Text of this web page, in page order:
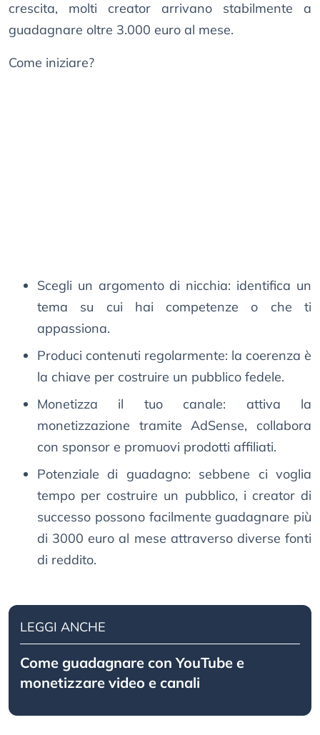
crescita, molti creator arrivano stabilmente a
guadagnare oltre 3.000 euro al mese.
Come iniziare?
Scegli un argomento di nicchia: identifica un
tema su cui hai competenze o che ti
appassiona.
Produci contenuti regolarmente: la coerenza è
la chiave per costruire un pubblico fedele.
Monetizza il tuo canale: attiva la
monetizzazione tramite AdSense, collabora
con sponsor e promuovi prodotti affiliati.
Potenziale di guadagno: sebbene ci voglia
tempo per costruire un pubblico, i creator di
successo possono facilmente guadagnare più
di 3000 euro al mese attraverso diverse fonti
di reddito.
LEGGI ANCHE
Come guadagnare con YouTube e
monetizzare video e canali